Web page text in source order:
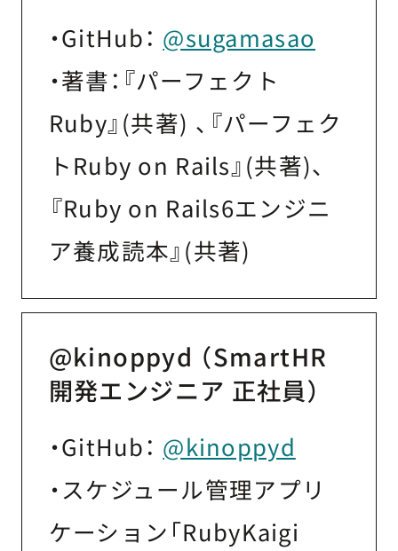
・GitHub： @sugamasao
・著書：『パーフェクト
Ruby』(共著) 、『パーフェク
トRuby on Rails』(共著)、
『Ruby on Rails6エンジニ
ア養成読本』(共著)
@kinoppyd （SmartHR
開発エンジニア 正社員）
・GitHub： @kinoppyd
・スケジュール管理アプリ
ケーション「RubyKaigi